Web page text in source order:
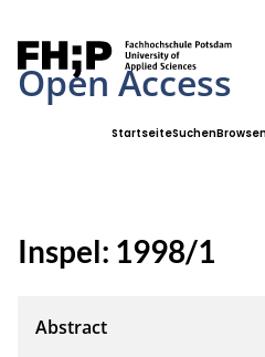
Open Access
StartseiteSuchen
Inspel: 1998/1